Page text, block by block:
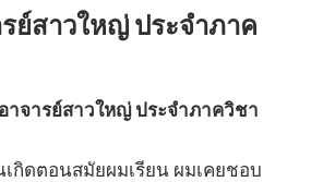
รย์สาวใหญ่ ประจำภาค
อาจารย์สาวใหญ่ ประจำภาควิชา
เกิดตอนสมัยผมเรียน ผมเคยชอบ